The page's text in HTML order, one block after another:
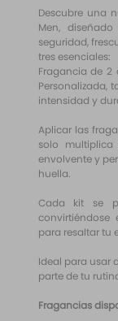
Descubre una
Men,
seguridad,
tres esenciales:
Fragancia de 2
Personalizada,
intensidad y
Aplicar las
solo
envolvente y
huella.
Cada kit se
para resaltar tu
Ideal para usar
parte de tu
Fragancias